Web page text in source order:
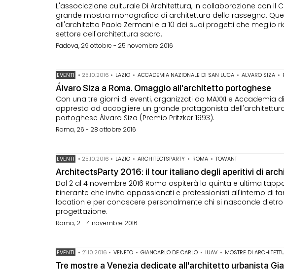
L'associazione culturale Di Architettura, in collaborazione con il
grande mostra monografica di architettura della rassegna.
all'architetto Paolo Zermani e a 10 dei suoi progetti che meglio
settore dell'architettura sacra.
Padova, 29 ottobre - 25 novembre 2016
EVENTI • 25.10.2016 • LAZIO • ACCADEMIA NAZIONALE DI SAN LUCA • ALVARO SIZA •
Álvaro Siza a Roma. Omaggio all'architetto portoghese
Con una tre giorni di eventi, organizzati da MAXXI e Accademia
appresta ad accogliere un grande protagonista
portoghese Álvaro Siza (Premio Pritzker 1993).
Roma, 26 - 28 ottobre 2016
EVENTI • 25.10.2016 • LAZIO • ARCHITECTSPARTY • ROMA • TOWANT
ArchitectsParty 2016: il tour italiano degli aperitivi di
Dal 2 al 4 novembre 2016 Roma ospiterà la quinta e ultima
itinerante che invita appassionati e professionisti all'interno di
location e per conoscere personalmente chi si nasconde
progettazione.
Roma, 2 - 4 novembre 2016
EVENTI • 21.10.2016 • VENETO • GIANCARLO DE CARLO • IUAV • MOSTRE DI
Tre mostre a Venezia dedicate all'architetto urbanista